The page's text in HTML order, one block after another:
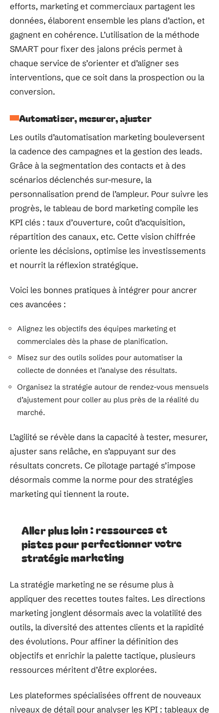
efforts, marketing et commerciaux partagent les
données, élaborent ensemble les plans d’action, et
gagnent en cohérence. L’utilisation de la méthode
SMART pour fixer des jalons précis permet à
chaque service de s’orienter et d’aligner ses
interventions, que ce soit dans la prospection ou la
conversion.
Automatiser, mesurer, ajuster
Les outils d’automatisation marketing bouleversent
la cadence des campagnes et la gestion des leads.
Grâce à la segmentation des contacts et à des
scénarios déclenchés sur-mesure, la
personnalisation prend de l’ampleur. Pour suivre les
progrès, le tableau de bord marketing compile les
KPI clés : taux d’ouverture, coût d’acquisition,
répartition des canaux, etc. Cette vision chiffrée
oriente les décisions, optimise les investissements
et nourrit la réflexion stratégique.
Voici les bonnes pratiques à intégrer pour ancrer
ces avancées :
Alignez les objectifs des équipes marketing et
commerciales dès la phase de planification.
Misez sur des outils solides pour automatiser la
collecte de données et l’analyse des résultats.
Organisez la stratégie autour de rendez-vous mensuels
d’ajustement pour coller au plus près de la réalité du
marché.
L’agilité se révèle dans la capacité à tester, mesurer,
ajuster sans relâche, en s’appuyant sur des
résultats concrets. Ce pilotage partagé s’impose
désormais comme la norme pour des stratégies
marketing qui tiennent la route.
Aller plus loin : ressources et
pistes pour perfectionner votre
stratégie marketing
La stratégie marketing ne se résume plus à
appliquer des recettes toutes faites. Les directions
marketing jonglent désormais avec la volatilité des
outils, la diversité des attentes clients et la rapidité
des évolutions. Pour affiner la définition des
objectifs et enrichir la palette tactique, plusieurs
ressources méritent d’être explorées.
Les plateformes spécialisées offrent de nouveaux
niveaux de détail pour analyser les KPI : tableaux de